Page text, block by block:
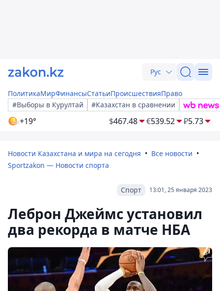
Рус
ПолитикаМирФинансыСтатьиПроисшествияПраво
#Выборы в Курултай
#Казахстан в сравнении
+19° $467.48 €539.52 ₽5.73
Новости Казахстана и мира на сегодня
Все новости
Sportzakon — Новости спорта
13:01, 25 января 2023
Спорт
Леброн Джеймс установил
два рекорда в матче НБА